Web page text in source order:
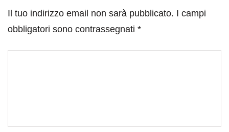
Il tuo indirizzo email non sarà pubblicato. I campi
obbligatori sono contrassegnati *